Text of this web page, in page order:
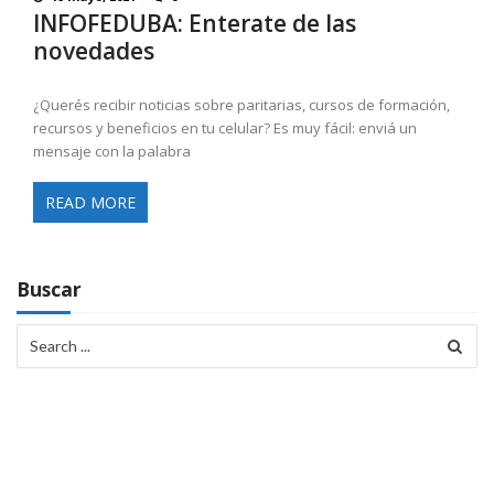
INFOFEDUBA: Enterate de las
novedades
¿Querés recibir noticias sobre paritarias, cursos de formación,
recursos y beneficios en tu celular? Es muy fácil: enviá un
mensaje con la palabra
READ MORE
Buscar
for: